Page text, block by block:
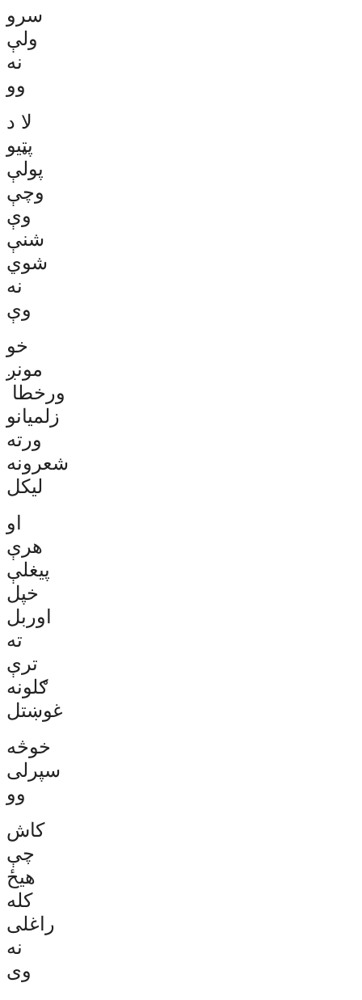
سرو
ولې
نه
وو
لا د
پټیو
پولې
وچې
وې
شنې
شوي
نه
وې
خو
مونږ
ورخطا
زلمیانو
ورته
شعرونه
لیکل
او
هرې
پیغلې
خپل
اوربل
ته
ترې
ګلونه
غوښتل
خوڅه
سپرلی
وو
کاش
چې
هيځ
کله
راغلی
نه
وی